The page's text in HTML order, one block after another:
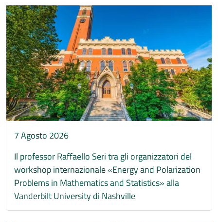
Immagine
7 Agosto 2026
Il professor Raffaello Seri tra gli organizzatori del
workshop internazionale «Energy and Polarization
Problems in Mathematics and Statistics» alla
Vanderbilt University di Nashville